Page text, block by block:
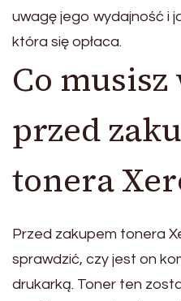
uwagę jego wydajność i
która się opłaca.
Co
przed
tonera
Przed zakupem tonera
sprawdzić, czy jest on
drukarką. Toner ten